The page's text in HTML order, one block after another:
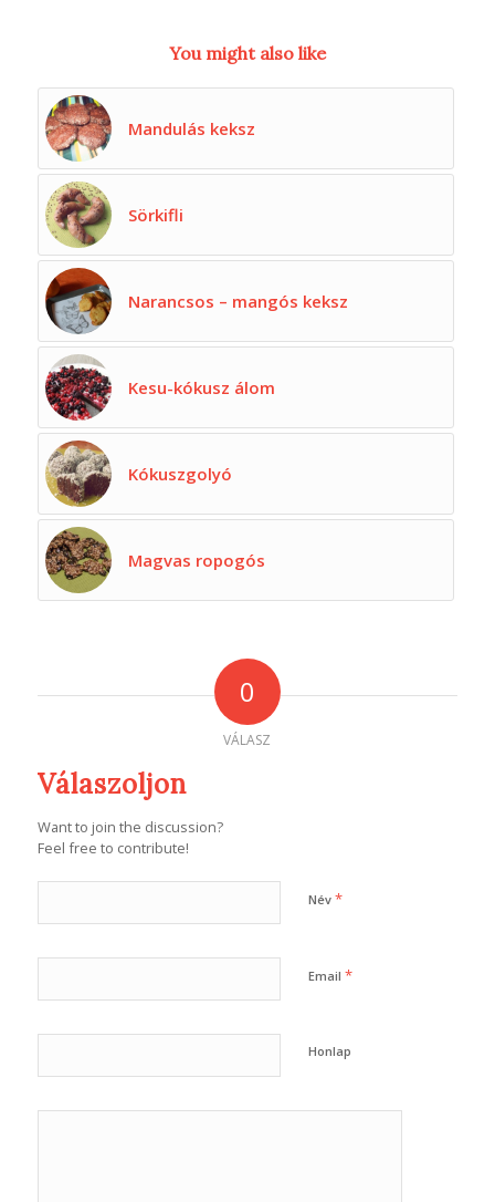
You might also like
Mandulás keksz
Sörkifli
Narancsos – mangós keksz
Kesu-kókusz álom
Kókuszgolyó
Magvas ropogós
0
VÁLASZ
Válaszoljon
Want to join the discussion?
Feel free to contribute!
Név *
Email *
Honlap